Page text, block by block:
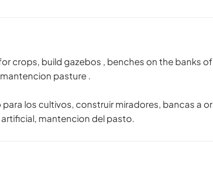
crops, build gazebos , benches on the banks of
pasture .
para los cultivos, construir miradores, bancas a
mantencion del pasto.